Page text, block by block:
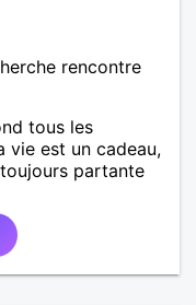
rencontre
tous les
vie est un cadeau,
partante